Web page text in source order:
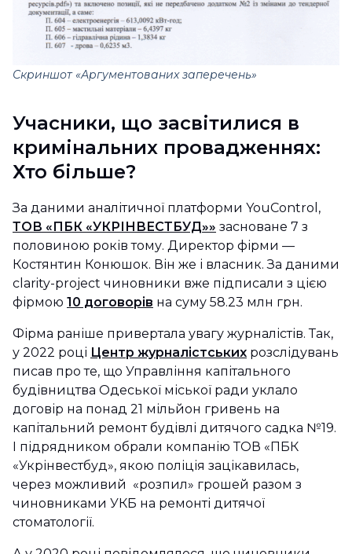
Скриншот «Аргументованих заперечень»
Учасники, що засвітилися в
кримінальних провадженнях:
Хто більше?
За даними аналітичної платформи YouControl,
ТОВ «ПБК «УКРІНВЕСТБУД»» засноване 7 з
половиною років тому. Директор фірми —
Костянтин Конюшок. Він же і власник. За даними
clarity-project чиновники вже підписали з цією
фірмою 10 договорів на суму 58.23 млн грн.
Фірма раніше привертала увагу журналістів. Так,
у 2022 році Центр журналістських розслідувань
писав про те, що Управління капітального
будівництва Одеської міської ради уклало
договір на понад 21 мільйон гривень на
капітальний ремонт будівлі дитячого садка №19.
І підрядником обрали компанію ТОВ «ПБК
«Укрінвестбуд», якою поліція зацікавилась,
через можливий «розпил» грошей разом з
чиновниками УКБ на ремонті дитячої
стоматології.